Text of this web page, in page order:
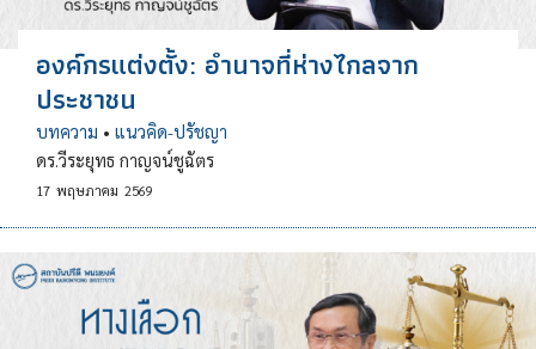
องค์กรแต่งตั้ง: อำนาจที่ห่างไกลจาก
ประชาชน
บทความ • แนวคิด-ปรัชญา
ดร.วีระยุทธ กาญจน์ชูฉัตร
17 พฤษภาคม 2569